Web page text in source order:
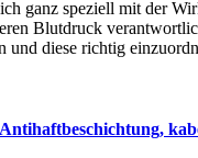
ganz speziell mit der
Blutdruck
und diese richtig